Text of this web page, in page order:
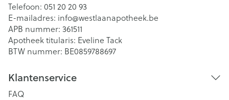
Telefoon: 051 20 20 93
E-mailadres: info@westlaanapotheek.be
APB nummer: 361511
Apotheek titularis: Eveline Tack
BTW nummer: BE0859788697
Klantenservice
FAQ